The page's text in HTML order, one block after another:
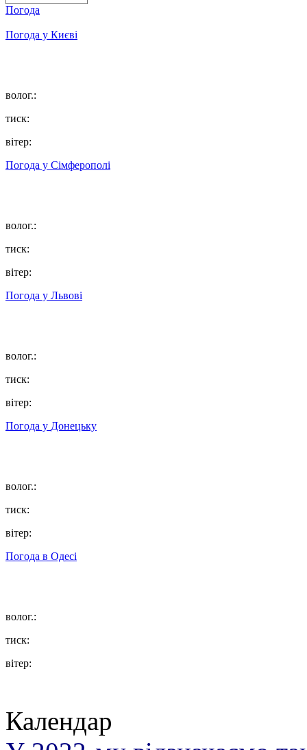
Погода
Погода у Києві
волог.:
тиск:
вітер:
Погода у Сімферополі
волог.:
тиск:
вітер:
Погода у Львові
волог.:
тиск:
вітер:
Погода у Донецьку
волог.:
тиск:
вітер:
Погода в Одесі
волог.:
тиск:
вітер:
Календар